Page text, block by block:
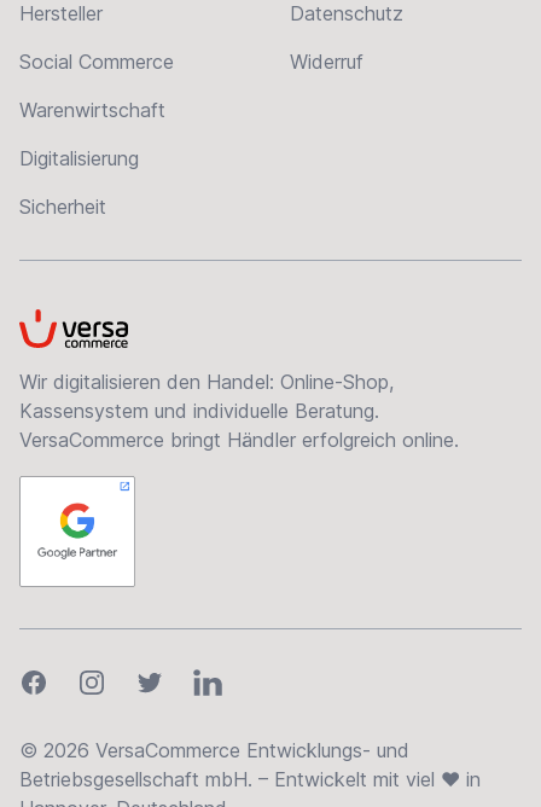
Hersteller
Social Commerce
Warenwirtschaft
Digitalisierung
Sicherheit
Datenschutz
Widerruf
VersaCommerce
Wir digitalisieren den Handel: Online-Shop,
Kassensystem und individuelle Beratung.
VersaCommerce bringt Händler erfolgreich online.
FacebookInstagramTwitterLinkedIn
© 2026 VersaCommerce Entwicklungs- und
Betriebsgesellschaft mbH. – Entwickelt mit viel ❤ in